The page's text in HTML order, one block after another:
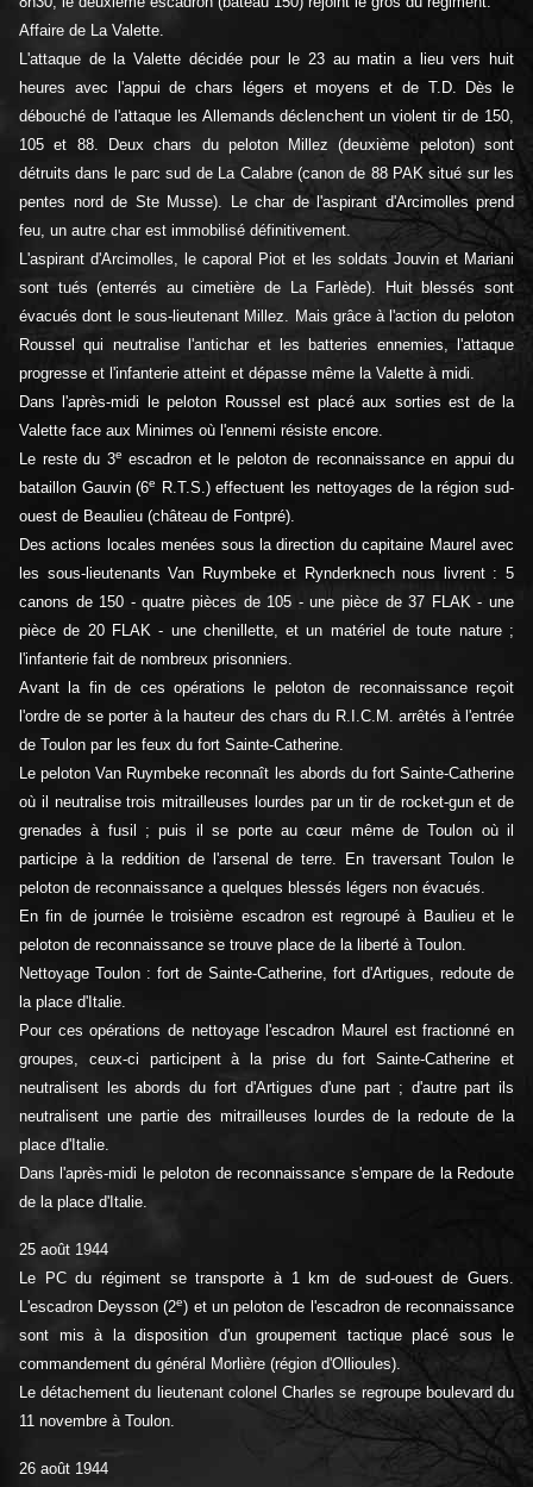
Affaire de La Valette.
L'attaque de la Valette décidée pour le 23 au matin a lieu vers huit
heures avec l'appui de chars légers et moyens et de T.D. Dès le
débouché de l'attaque les Allemands déclenchent un violent tir de 150,
105 et 88. Deux chars du peloton Millez (deuxième peloton) sont
détruits dans le parc sud de La Calabre (canon de 88 PAK situé sur les
pentes nord de Ste Musse). Le char de l'aspirant d'Arcimolles prend
feu, un autre char est immobilisé définitivement.
L'aspirant d'Arcimolles, le caporal Piot et les soldats Jouvin et Mariani
sont tués (enterrés au cimetière de La Farlède). Huit blessés sont
évacués dont le sous-lieutenant Millez. Mais grâce à l'action du peloton
Roussel qui neutralise l'antichar et les batteries ennemies, l'attaque
progresse et l'infanterie atteint et dépasse même la Valette à midi.
Dans l'après-midi le peloton Roussel est placé aux sorties est de la
Valette face aux Minimes où l'ennemi résiste encore.
Le reste du 3e escadron et le peloton de reconnaissance en appui du
bataillon Gauvin (6e
R.T.S.) effectuent les nettoyages de la région sud-
ouest de Beaulieu (château de Fontpré).
Des actions locales menées sous la direction du capitaine Maurel avec
les sous-lieutenants Van Ruymbeke et Rynderknech nous livrent : 5
canons de 150 - quatre pièces de 105 - une pièce de 37 FLAK - une
pièce de 20 FLAK - une chenillette, et un matériel de toute nature ;
l'infanterie fait de nombreux prisonniers.
Avant la fin de ces opérations le peloton de reconnaissance reçoit
l'ordre de se porter à la hauteur des chars du R.I.C.M. arrêtés à l'entrée
de Toulon par les feux du fort Sainte-Catherine.
Le peloton Van Ruymbeke reconnaît les abords du fort Sainte-Catherine
où il neutralise trois mitrailleuses lourdes par un tir de rocket-gun et de
grenades à fusil ; puis il se porte au cœur même de Toulon où il
participe à la reddition de l'arsenal de terre. En traversant Toulon le
peloton de reconnaissance a quelques blessés légers non évacués.
En fin de journée le troisième escadron est regroupé à Baulieu et le
peloton de reconnaissance se trouve place de la liberté à Toulon.
Nettoyage Toulon : fort de Sainte-Catherine, fort d'Artigues, redoute de
la place d'Italie.
Pour ces opérations de nettoyage l'escadron Maurel est fractionné en
groupes, ceux-ci participent à la prise du fort Sainte-Catherine et
neutralisent les abords du fort d'Artigues d'une part ; d'autre part ils
neutralisent une partie des mitrailleuses lourdes de la redoute de la
place d'Italie.
Dans l'après-midi le peloton de reconnaissance s'empare de la Redoute
de la place d'Italie.
25 août 1944
Le PC du régiment se transporte à 1 km de sud-ouest de Guers.
L'escadron Deysson (2e) et un peloton de l'escadron de reconnaissance
sont mis à la disposition d'un groupement tactique placé sous le
commandement du général Morlière (région d'Ollioules).
Le détachement du lieutenant colonel Charles se regroupe boulevard du
11 novembre à Toulon.
26 août 1944